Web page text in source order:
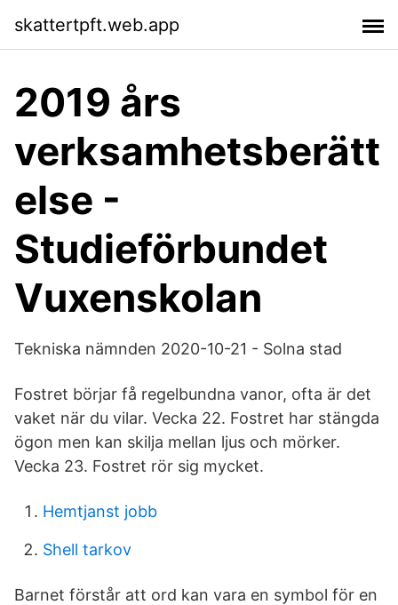
skattertpft.web.app
2019 års
verksamhetsberätt
else -
Studieförbundet
Vuxenskolan
Tekniska nämnden 2020-10-21 - Solna stad
Fostret börjar få regelbundna vanor, ofta är det
vaket när du vilar. Vecka 22. Fostret har stängda
ögon men kan skilja mellan ljus och mörker.
Vecka 23. Fostret rör sig mycket.
Hemtjanst jobb
Shell tarkov
Barnet förstår att ord kan vara en symbol för en